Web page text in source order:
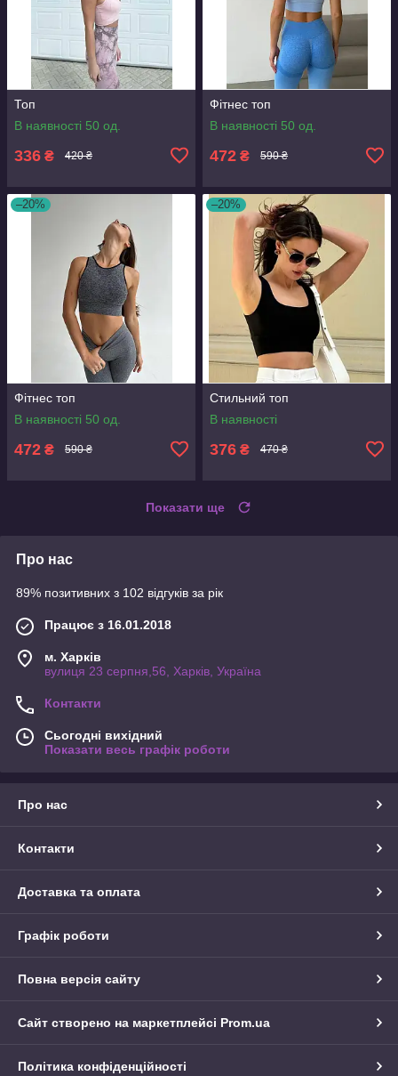
Топ
В наявності 50 од.
336 ₴ 420 ₴
Фітнес топ
В наявності 50 од.
472 ₴ 590 ₴
–20%
Фітнес топ
В наявності 50 од.
472 ₴ 590 ₴
–20%
Стильний топ
В наявності
376 ₴ 470 ₴
Показати ще
Про нас
89% позитивних з 102 відгуків за рік
Працює з 16.01.2018
м. Харків
вулиця 23 серпня,56, Харків, Україна
Контакти
Сьогодні вихідний
Показати весь графік роботи
Про нас
Контакти
Доставка та оплата
Графік роботи
Повна версія сайту
Сайт створено на маркетплейсі Prom.ua
Політика конфіденційності